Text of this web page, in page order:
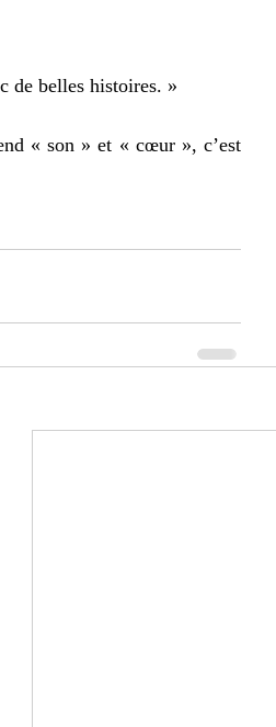
de belles histoires. »
« son » et « cœur », c’est